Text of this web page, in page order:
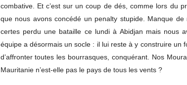
combative. Et c’est sur un coup de dés, comme lors du
que nous avons concédé un penalty stupide. Manque
certes perdu une bataille ce lundi à Abidjan mais nous
équipe a désormais un socle : il lui reste à y construire un
d’affronter toutes les bourrasques, conquérant. Nos
Mauritanie n’est-elle pas le pays de tous les vents ?